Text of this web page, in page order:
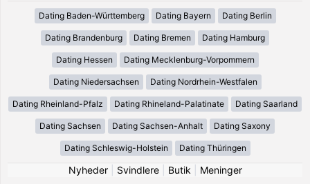
Dating Baden-Württemberg Dating Bayern Dating Berlin
Dating Brandenburg Dating Bremen Dating Hamburg
Dating Hessen Dating Mecklenburg-Vorpommern
Dating Niedersachsen Dating Nordrhein-Westfalen
Dating Rheinland-Pfalz Dating Rhineland-Palatinate Dating Saarland
Dating Sachsen Dating Sachsen-Anhalt Dating Saxony
Dating Schleswig-Holstein Dating Thüringen
Nyheder| Svindlere| Butik
Meninger